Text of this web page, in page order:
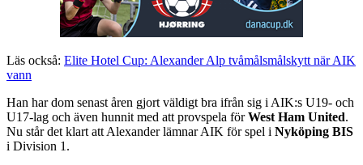
Läs också: Elite Hotel Cup: Alexander Alp tvåmålsmålskytt när AIK
vann
Han har dom senast åren gjort väldigt bra ifrån sig i AIK:s U19- och
U17-lag och även hunnit med att provspela förWest Ham United.
Nu står det klart att Alexander lämnar AIK för spel i Nyköping BIS
i Division 1.